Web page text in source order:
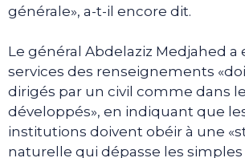
générale», a-t-il encore dit.
Le général Abdelaziz Medjahed a
services des renseignements
dirigés par un civil comme dans
développés», en indiquant que
institutions doivent obéir à une
naturelle qui dépasse les